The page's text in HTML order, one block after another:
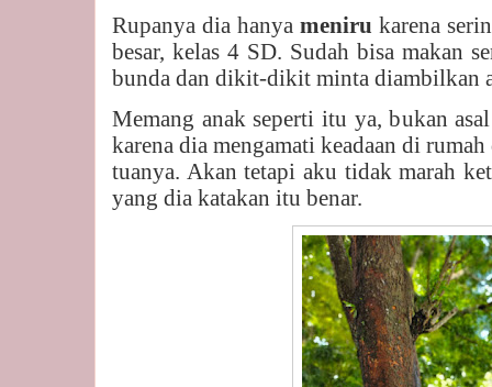
Rupanya dia hanya meniru karena
besar, kelas 4 SD. Sudah bisa makan
bunda dan dikit-dikit minta diambilkan
Memang anak seperti itu ya, bukan
karena dia mengamati keadaan di
tuanya. Akan tetapi aku tidak marah
yang dia katakan itu benar.